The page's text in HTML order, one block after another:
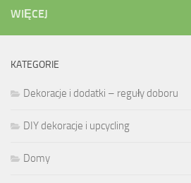
WIĘCEJ
KATEGORIE
Dekoracje i dodatki – reguły doboru
DIY dekoracje i upcycling
Domy